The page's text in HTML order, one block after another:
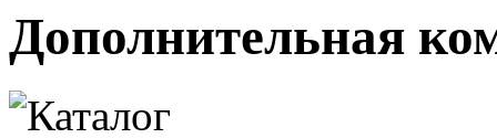
Дополнительная